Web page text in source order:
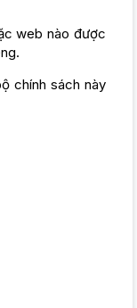
web nào được
chính sách này